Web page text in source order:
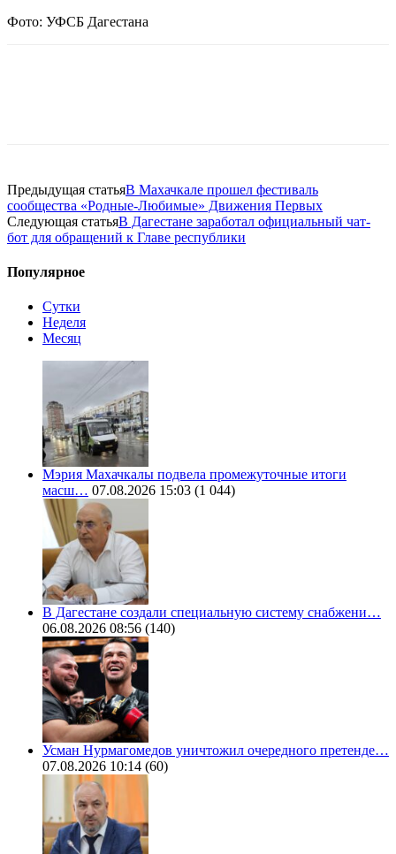
Фото: УФСБ Дагестана
Предыдущая статьяВ Махачкале прошел фестиваль
сообщества «Родные-Любимые» Движения Первых
Следующая статьяВ Дагестане заработал официальный чат-
бот для обращений к Главе республики
Популярное
Сутки
Неделя
Месяц
Мэрия Махачкалы подвела промежуточные итоги
масш… 07.08.2026 15:03 (1 044)
В Дагестане создали специальную систему снабжени…
06.08.2026 08:56 (140)
Усман Нурмагомедов уничтожил очередного претенде…
07.08.2026 10:14 (60)